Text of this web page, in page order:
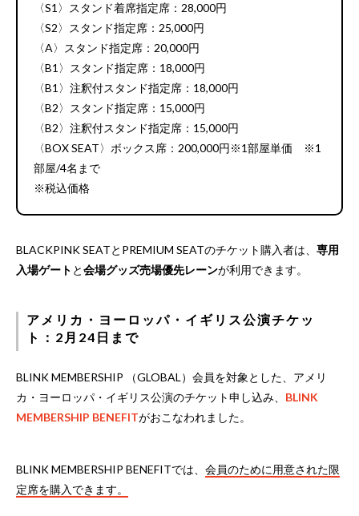
〈S1〉スタンド着席指定席：28,000円
〈S2〉スタンド指定席：25,000円
〈A〉スタンド指定席：20,000円
〈B1〉スタンド指定席：18,000円
〈B1〉注釈付スタンド指定席：18,000円
〈B2〉スタンド指定席：15,000円
〈B2〉注釈付スタンド指定席：15,000円
〈BOX SEAT〉ボックス席：200,000円※1部屋単価 ※1
部屋/4名まで
※税込価格
BLACKPINK SEATとPREMIUM SEATのチケット購入者は、 専用
入場ゲート と会場グッズ売場優先レーンが利用できます。
アメリカ・ヨーロッパ・イギリス公演チケッ
ト：2月24日まで
BLINK MEMBERSHIP （GLOBAL）会員を対象とした、アメリ
カ・ヨーロッパ・イギリス公演のチケット申し込み、 BLINK
MEMBERSHIP BENEFITがおこなわれました。
BLINK MEMBERSHIP BENEFITでは、 会員のために用意された限
定席を購入できます。